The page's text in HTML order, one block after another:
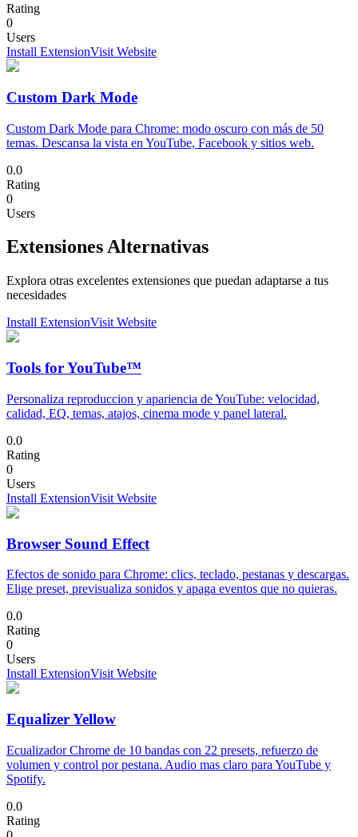
Rating
0
Users
Install ExtensionVisit Website
Custom Dark Mode
Custom Dark Mode para Chrome: modo oscuro con más de 50
temas. Descansa la vista en YouTube, Facebook y sitios web.
0.0
Rating
0
Users
Extensiones Alternativas
Explora otras excelentes extensiones que puedan adaptarse a tus
necesidades
Install ExtensionVisit Website
Tools for YouTube™
Personaliza reproduccion y apariencia de YouTube: velocidad,
calidad, EQ, temas, atajos, cinema mode y panel lateral.
0.0
Rating
0
Users
Install ExtensionVisit Website
Browser Sound Effect
Efectos de sonido para Chrome: clics, teclado, pestanas y descargas.
Elige preset, previsualiza sonidos y apaga eventos que no quieras.
0.0
Rating
0
Users
Install ExtensionVisit Website
Equalizer Yellow
Ecualizador Chrome de 10 bandas con 22 presets, refuerzo de
volumen y control por pestana. Audio mas claro para YouTube y
Spotify.
0.0
Rating